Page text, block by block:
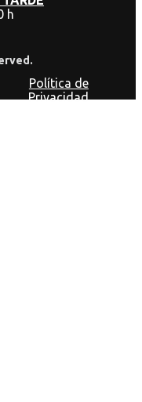
h
Política de
Privacidad